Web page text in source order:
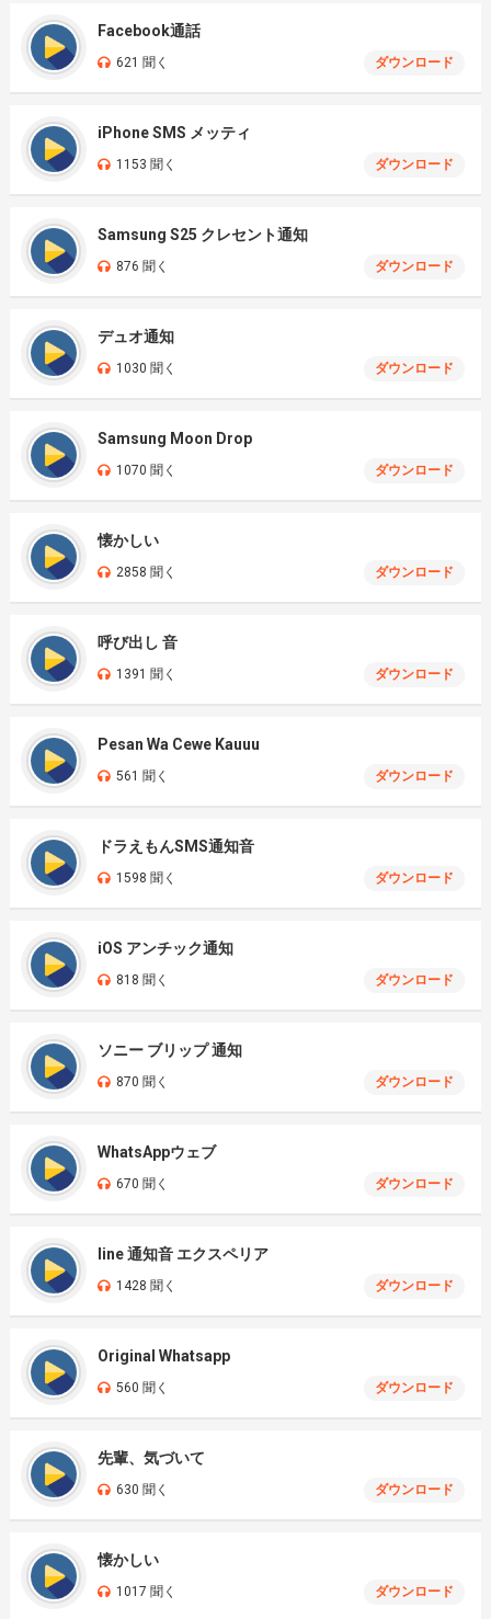
Facebook通話
621 聞く ダウンロード
iPhone SMS メッティ
1153 聞く ダウンロード
Samsung S25 クレセント通知
876 聞く ダウンロード
デュオ通知
1030 聞く ダウンロード
Samsung Moon Drop
1070 聞く ダウンロード
懐かしい
2858 聞く ダウンロード
呼び出し 音
1391 聞く ダウンロード
Pesan Wa Cewe Kauuu
561 聞く ダウンロード
ドラえもんSMS通知音
1598 聞く ダウンロード
iOS アンチック通知
818 聞く ダウンロード
ソニー ブリップ 通知
870 聞く ダウンロード
WhatsAppウェブ
670 聞く ダウンロード
line 通知音 エクスペリア
1428 聞く ダウンロード
Original Whatsapp
560 聞く ダウンロード
先輩、気づいて
630 聞く ダウンロード
懐かしい
1017 聞く ダウンロード